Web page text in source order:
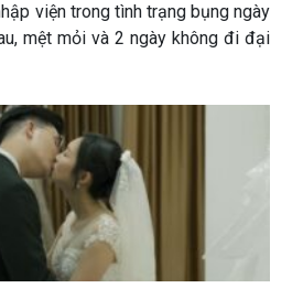
viện trong tình trạng bụng ngày
mệt mỏi và 2 ngày không đi đại